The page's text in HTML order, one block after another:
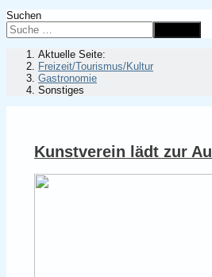
Suchen
Aktuelle Seite:
Freizeit/Tourismus/Kultur
Gastronomie
Sonstiges
Kunstverein lädt zur